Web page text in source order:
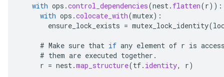
with ops .control_dependencies(nest. flatten(r)):
with ops .colocate_with(mutex):
ensure_lock_exists = mutex_lock_identity(
# Make sure that if any element of r is
# them are executed together .
r = nest.map_structure(tf. identity, r)